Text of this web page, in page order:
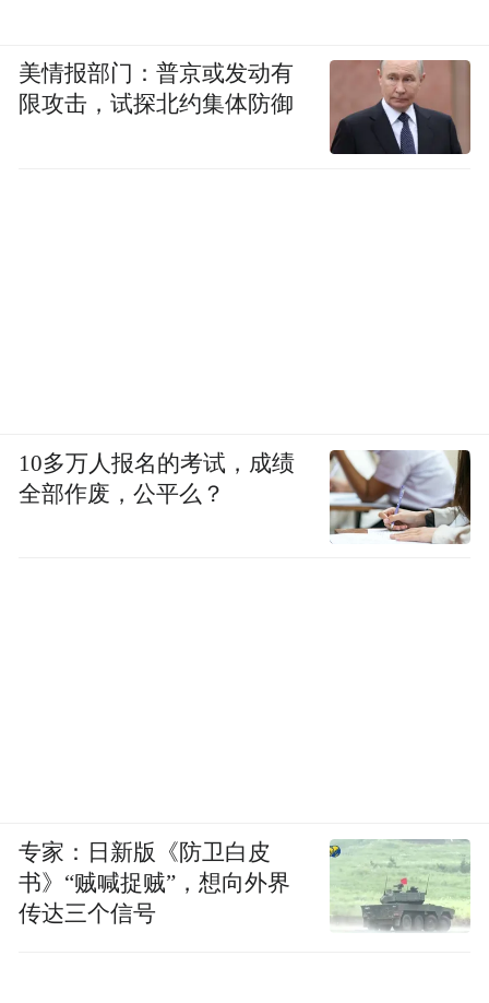
美情报部门：普京或发动有
限攻击，试探北约集体防御
10多万人报名的考试，成绩
全部作废，公平么？
专家：日新版《防卫白皮
书》“贼喊捉贼”，想向外界
传达三个信号